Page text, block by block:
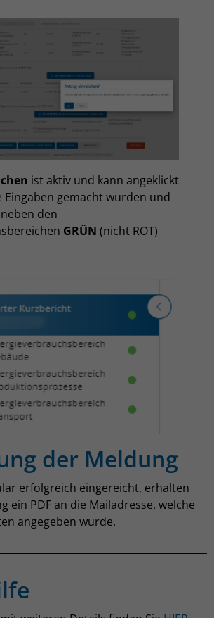
ist aktiv und kann angeklickt
Eingaben gemacht wurden und
den
GRÜN (nicht ROT)
der Meldung
erfolgreich eingereicht, erhalten
ein PDF an die Mailadresse, welche
angegeben wurde.